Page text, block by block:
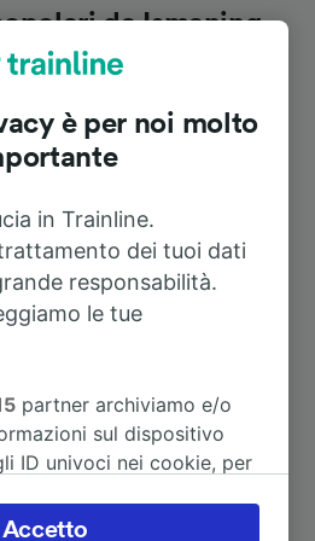
da Ismaning
(stazione
6h 9m
1h 4m
4h 26m
è per noi molto
in Trainline.
dei tuoi dati
responsabilità.
le tue
partner archiviamo e/o
sul dispositivo
ID univoci nei cookie, per
le proprie scelte facendo
Accetto